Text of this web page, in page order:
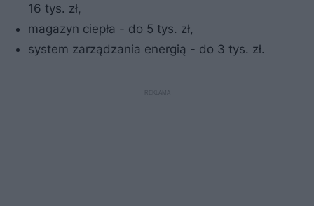
16 tys. zł,
magazyn ciepła - do 5 tys. zł,
system zarządzania energią - do 3 tys. zł.